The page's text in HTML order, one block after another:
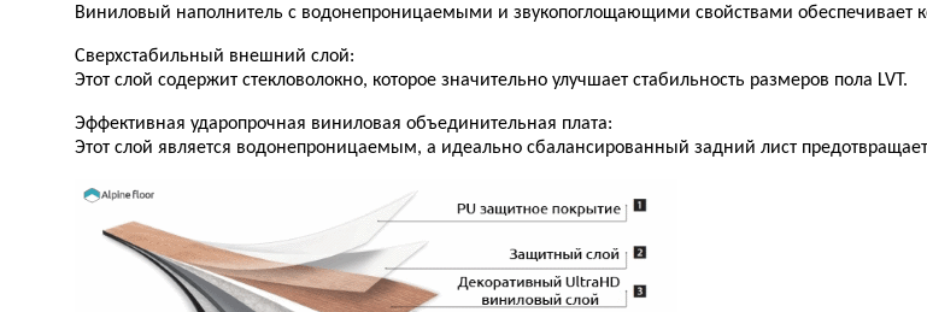
Виниловый наполнитель с водонепроницаемыми и звукопоглощающими свойствами обеспечивает
Сверхстабильный внешний слой:
Этот слой содержит стекловолокно, которое значительно улучшает стабильность размеров пола LVT.
Эффективная ударопрочная виниловая объединительная плата:
Этот слой является водонепроницаемым, а идеально сбалансированный задний лист